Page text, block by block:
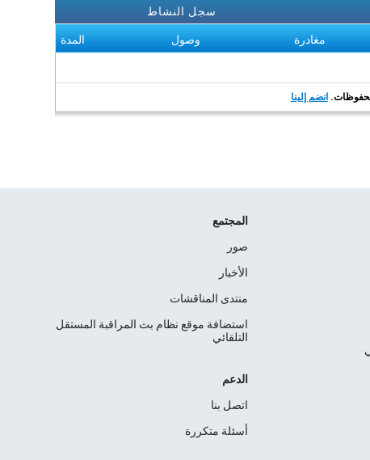
سجل النشاط
مغادرة وصول المدة
انضم إلينا
المجتمع
صور
الأخبار
منتدى المناقشات
استضافة موقع نظام بث المراقبة المستقل
التلقائي
الدعم
اتصل بنا
أسئلة متكررة